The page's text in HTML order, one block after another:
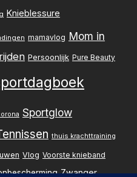
Knieblessure
mamavlog Mom in
Persoonlijk Pure Beauty
Sportglow
thuis krachttraining
Vlog Voorste knieband
Zwanger